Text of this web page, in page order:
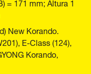
New Korando.
E-Class (124),
Korando,